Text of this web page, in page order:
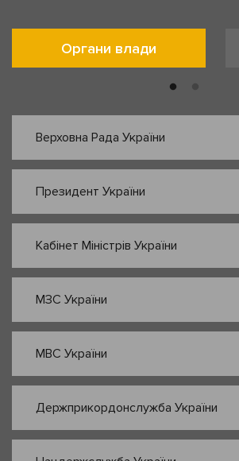
Органи влади
Верховна Рада України
Президент України
Кабінет Міністрів України
МЗС України
МВС України
Держприкордонслужба України